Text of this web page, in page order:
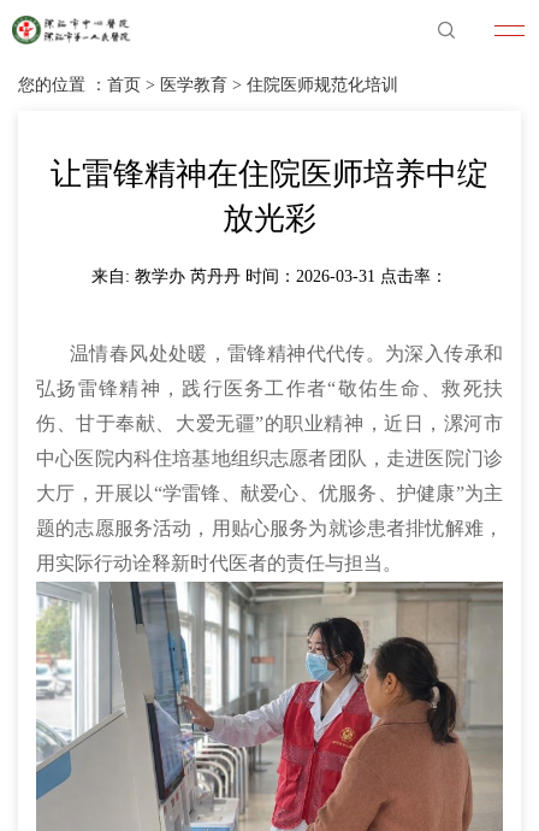
您的位置 ： 首页 > 医学教育 > 住院医师规范化培训
让雷锋精神在住院医师培养中绽
放光彩
来自: 教学办 芮丹丹 时间：2026-03-31 点击率：
温情春风处处暖，雷锋精神代代传。为深入传承和
弘扬雷锋精神，践行医务工作者“敬佑生命、救死扶
伤、甘于奉献、大爱无疆”的职业精神，近日，漯河市
中心医院内科住培基地组织志愿者团队，走进医院门诊
大厅，开展以“学雷锋、献爱心、优服务、护健康”为主
题的志愿服务活动，用贴心服务为就诊患者排忧解难，
用实际行动诠释新时代医者的责任与担当。